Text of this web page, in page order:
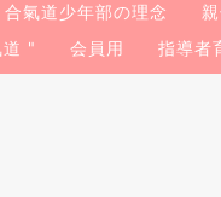
合氣道少年部の理念
道 " 会員用 指導者